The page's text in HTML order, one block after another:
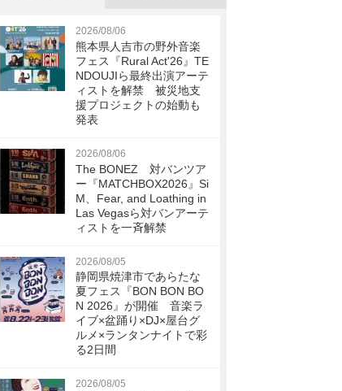
2026/08/06
熊本県人吉市の野外音楽
フェス『Rural Act'26』TE
NDOUJIら最終出演アーテ
ィストを解禁 被災地支
援プロジェクトの始動も
発表
2026/08/06
The BONEZ 対バンツア
ー『MATCHBOX2026』Si
M、Fear, and Loathing in
Las Vegasら対バンアーテ
ィストを一斉解禁
2026/08/05
静岡県焼津市であらたな
夏フェス『BON BON BO
N 2026』が開催 音楽ラ
イブ×盆踊り×DJ×屋台グ
ルメ×ランタンナイトで彩
る2日間
2026/08/05